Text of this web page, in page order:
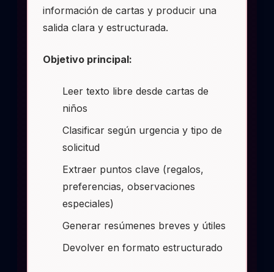
información de cartas y producir una
salida clara y estructurada.
Objetivo principal:
Leer texto libre desde cartas de
niños
Clasificar según urgencia y tipo de
solicitud
Extraer puntos clave (regalos,
preferencias, observaciones
especiales)
Generar resúmenes breves y útiles
Devolver en formato estructurado